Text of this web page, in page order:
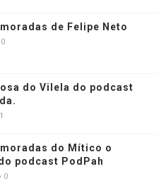
de Felipe Neto
0
do Vilela do podcast
1
do Mítico o
podcast PodPah
0